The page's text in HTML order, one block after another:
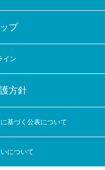
プ
イン
方針
基づく公表について
について